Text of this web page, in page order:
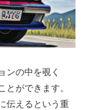
ンの中を覗く
とができます。
伝えるという重